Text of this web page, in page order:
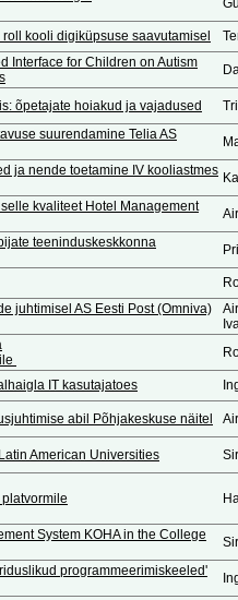
kooli digiküpsuse saavutamisel
Interface for Children on Autism
õpetajate hoiakud ja vajadused
suurendamine Telia AS
ja nende toetamine IV kooliastmes
kvaliteet Hotel Management
teeninduskeskkonna
juhtimisel AS Eesti Post (Omniva)
IT kasutajatoes
abil Põhjakeskuse näitel
American Universities
System KOHA in the College
programmeerimiskeeled'